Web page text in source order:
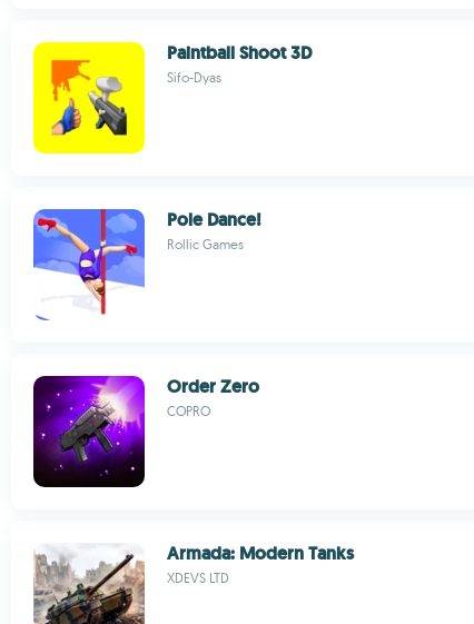
Paintball Shoot 3D
Sifo-Dyas
Pole Dance!
Rollic Games
Order Zero
COPRO
Armada: Modern Tanks
XDEVS LTD